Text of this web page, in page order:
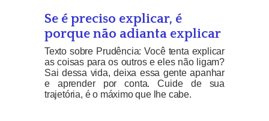
Se é preciso explicar, é
porque não adianta explicar
Texto sobre Prudência: Você tenta explicar
as coisas para os outros e eles não ligam?
Sai dessa vida, deixa essa gente apanhar
e aprender por conta. Cuide de sua
trajetória, é o máximo que lhe cabe.